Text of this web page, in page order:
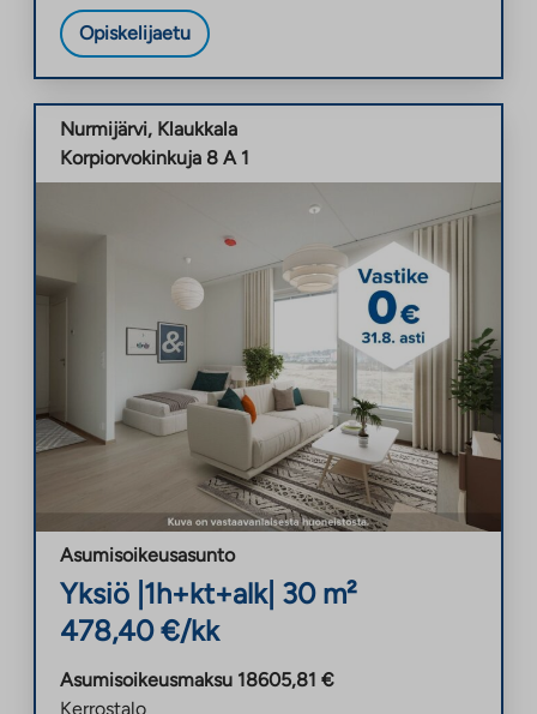
Opiskelijaetu
Nurmijärvi, Klaukkala
Korpiorvokinkuja 8 A 1
Asumisoikeusasunto
Yksiö 1h+kt+alk| 30 m²
478,40 €/kk
Asumisoikeusmaksu 18605,81 €
Kerrostalo